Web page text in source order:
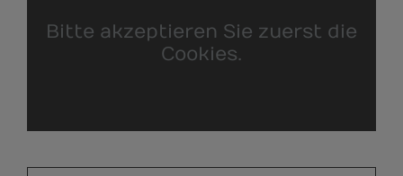
Bitte akzeptieren Sie zuerst die
Cookies.